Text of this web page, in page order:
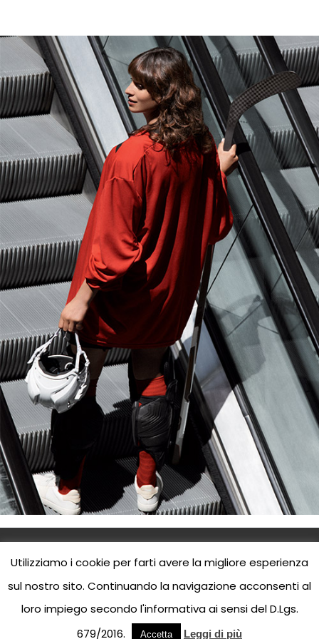
Jean Louis David Parrucchieri © 2023 | P.I.
00295730170
Utilizziamo i cookie per farti avere la migliore esperienza
sul nostro sito. Continuando la navigazione acconsenti al
loro impiego secondo l'informativa ai sensi del D.Lgs.
679/2016.
Accetta Leggi di più